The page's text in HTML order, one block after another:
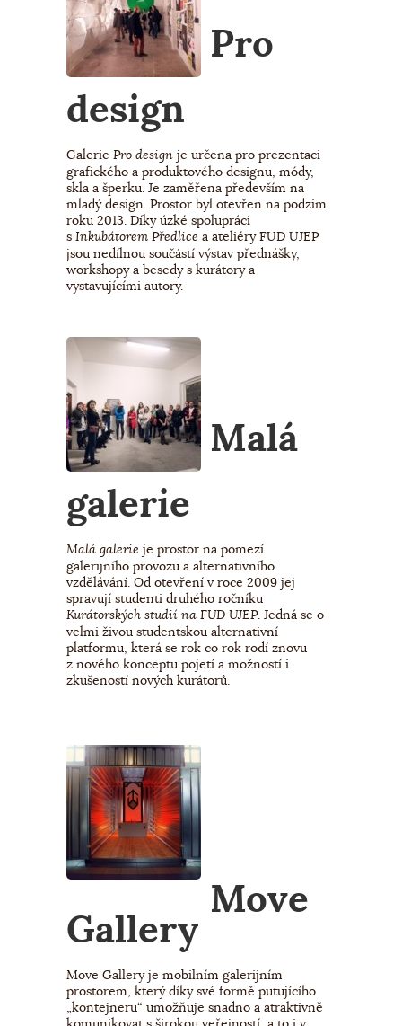
Pro
design
Galerie Pro design je určena pro prezentaci
grafického a produktového designu, módy,
skla a šperku. Je zaměřena především na
mladý design. Prostor byl otevřen na podzim
roku 2013. Díky úzké spolupráci
s Inkubátorem Předlice a ateliéry FUD UJEP
jsou nedílnou součástí výstav přednášky,
workshopy a besedy s kurátory a
vystavujícími autory.
Malá
galerie
Malá galerie je prostor na pomezí
galerijního provozu a alternativního
vzdělávání. Od otevření v roce 2009 jej
spravují studenti druhého ročníku
Kurátorských studií na FUD UJEP. Jedná se o
velmi živou studentskou alternativní
platformu, která se rok co rok rodí znovu
z nového konceptu pojetí a možností i
zkušeností nových kurátorů.
Move
Gallery
Move Gallery je mobilním galerijním
prostorem, který díky své formě putujícího
„kontejneru“ umožňuje snadno a atraktivně